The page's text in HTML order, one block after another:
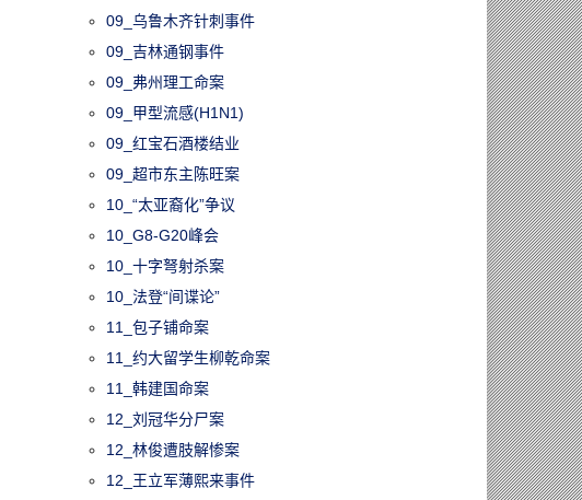
09_乌鲁木齐针刺事件
09_吉林通钢事件
09_弗州理工命案
09_甲型流感(H1N1)
09_红宝石酒楼结业
09_超市东主陈旺案
10_“太亚裔化”争议
10_G8-G20峰会
10_十字弩射杀案
10_法登“间谍论”
11_包子铺命案
11_约大留学生柳乾命案
11_韩建国命案
12_刘冠华分尸案
12_林俊遭肢解惨案
12_王立军薄熙来事件